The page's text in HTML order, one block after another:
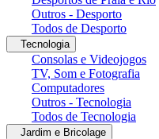
Outros - Desporto
Todos de Desporto
Tecnologia
Consolas e Videojogos
TV, Som e Fotografia
Computadores
Outros - Tecnologia
Todos de Tecnologia
Jardim e Bricolage